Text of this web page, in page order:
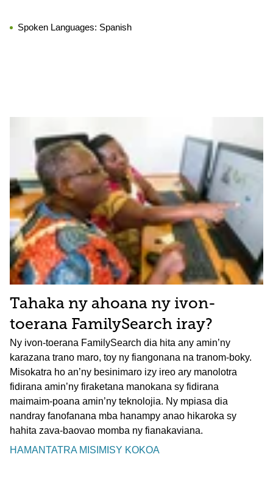
Spoken Languages: Spanish
Tahaka ny ahoana ny ivon-
toerana FamilySearch iray?
Ny ivon-toerana FamilySearch dia hita any amin’ny
karazana trano maro, toy ny fiangonana na tranom-boky.
Misokatra ho an’ny besinimaro izy ireo ary manolotra
fidirana amin’ny firaketana manokana sy fidirana
maimaim-poana amin’ny teknolojia. Ny mpiasa dia
nandray fanofanana mba hanampy anao hikaroka sy
hahita zava-baovao momba ny fianakaviana.
HAMANTATRA MISIMISY KOKOA